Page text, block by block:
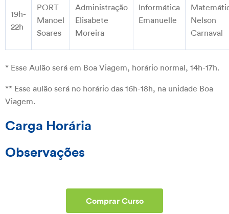
19h-
22h
PORT
Manoel
Soares
Administração
Elisabete
Moreira
Informática
Emanuelle
Nelson
Carnaval
* Esse Aulão será em Boa Viagem, horário normal, 14h-17h.
** Esse aulão será no horário das 16h-18h, na unidade Boa
Viagem.
Carga Horária
Observações
Comprar Curso